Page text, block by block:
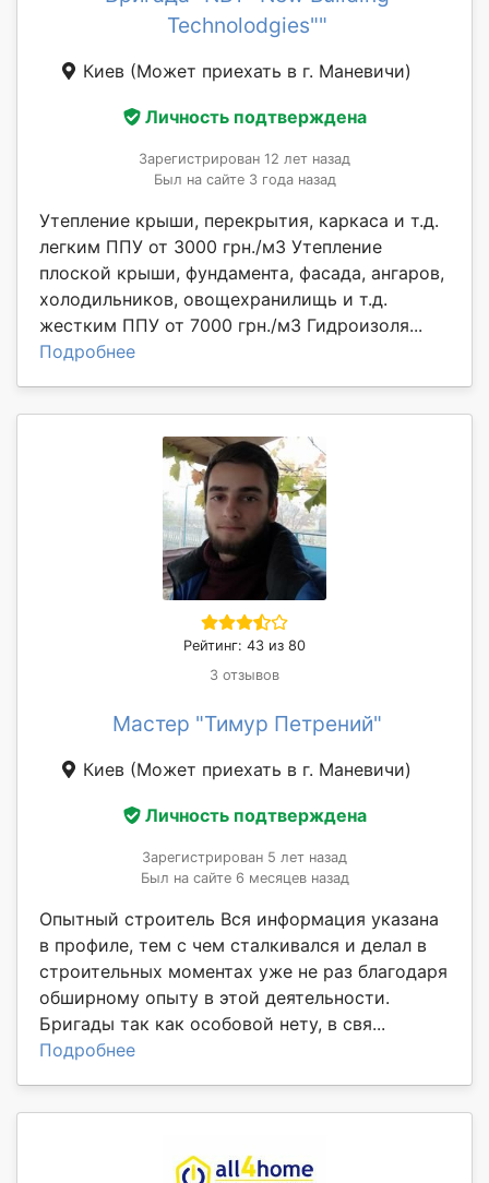
Technolodgies""
Киев (Может приехать в г. Маневичи)
Личность подтверждена
Зарегистрирован 12 лет назад
Был на сайте 3 года назад
Утепление крыши, перекрытия, каркаса и т.д.
легким ППУ от 3000 грн./м3 Утепление
плоской крыши, фундамента, фасада, ангаров,
холодильников, овощехранилищь и т.д.
жестким ППУ от 7000 грн./м3 Гидроизоля...
Подробнее
Рейтинг: 43 из 80
3 отзывов
Мастер "Тимур Петрений"
Киев (Может приехать в г. Маневичи)
Личность подтверждена
Зарегистрирован 5 лет назад
Был на сайте 6 месяцев назад
Опытный строитель Вся информация указана
в профиле, тем с чем сталкивался и делал в
строительных моментах уже не раз благодаря
обширному опыту в этой деятельности.
Бригады так как особовой нету, в свя...
Подробнее